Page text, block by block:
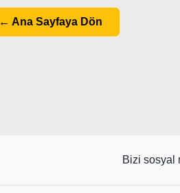
← Ana Sayfaya Dön
Bizi sosyal